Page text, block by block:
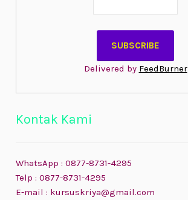
Delivered by FeedBurner
Kontak Kami
WhatsApp : 0877-8731-4295
Telp : 0877-8731-4295
E-mail : kursuskriya@gmail.com